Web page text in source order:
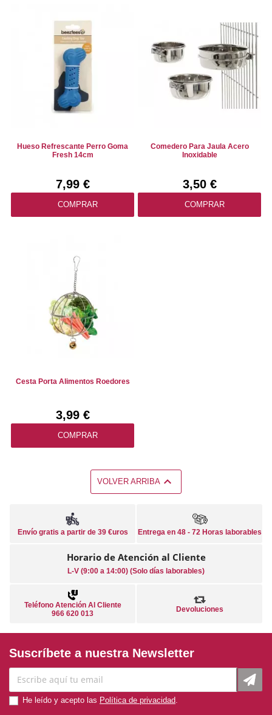
Hueso Refrescante Perro Goma
Fresh 14cm
7,99 €
COMPRAR
Comedero Para Jaula Acero
Inoxidable
3,50 €
COMPRAR
Cesta Porta Alimentos Roedores
3,99 €
COMPRAR
VOLVER ARRIBA 
Envío gratis a partir de 39 €uros Entrega en 48 - 72 Horas laborables
Horario de Atención al Cliente
L-V (9:00 a 14:00) (Solo días laborables)
Teléfono Atención Al Cliente
966 620 013
Devoluciones
Suscríbete a nuestra Newsletter
He leído y acepto las Política de privacidad